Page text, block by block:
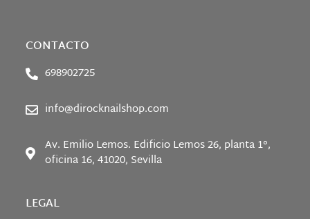
CONTACTO
698902725
info@dirocknailshop.com
Av. Emilio Lemos. Edificio Lemos 26, planta 1°,
oficina 16, 41020, Sevilla
LEGAL